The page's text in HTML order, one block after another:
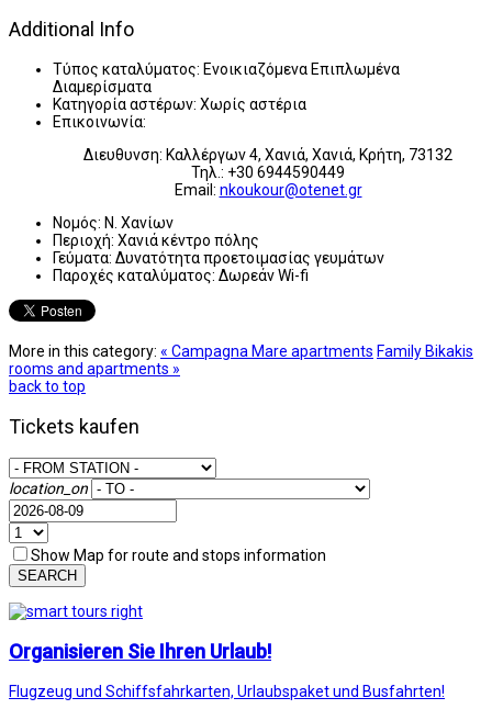
Additional Info
Τύπος καταλύματος: Ενοικιαζόμενα Επιπλωμένα
Διαμερίσματα
Κατηγορία αστέρων: Χωρίς αστέρια
Επικοινωνία:
Διευθυνση: Καλλέργων 4, Χανιά, Χανιά, Κρήτη, 73132
Τηλ.: +30 6944590449
Email: nkoukour@otenet.gr
Νομός: Ν. Χανίων
Περιοχή: Χανιά κέντρο πόλης
Γεύματα: Δυνατότητα προετοιμασίας γευμάτων
Παροχές καταλύματος: Δωρεάν Wi-fi
More in this category: « Campagna Mare apartments Family Bikakis
rooms and apartments »
back to top
Tickets kaufen
location_on
Show Map for route and stops information
SEARCH
Organisieren Sie Ihren Urlaub!
Flugzeug und Schiffsfahrkarten, Urlaubspaket und Busfahrten!